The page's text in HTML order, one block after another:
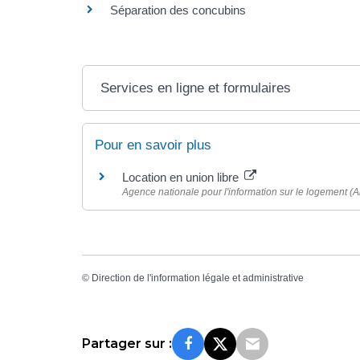
Séparation des concubins
Services en ligne et formulaires
Pour en savoir plus
Location en union libre
Agence nationale pour l'information sur le logement
© Direction de l'information légale et administrative
Partager sur :